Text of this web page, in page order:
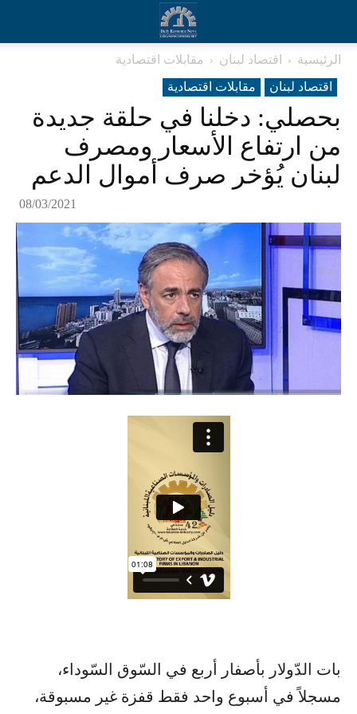
الرئيسية اقتصاد لبنان
مقابلات اقتصادية
اقتصاد لبنان
مقابلات اقتصادية
بحصلي: دخلنا في حلقة جديدة
من ارتفاع الأسعار ومصرف
لبنان يُؤخر صرف أموال الدعم
08/03/2021
بات الدّولار بأصفار أربع في السّوق السّوداء،
مسجلاً في أسبوع واحد فقط قفزة غير مسبوقة،